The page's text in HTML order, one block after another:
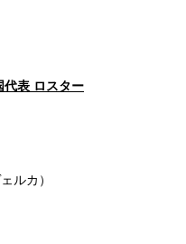
表 ロスター
ルカ）